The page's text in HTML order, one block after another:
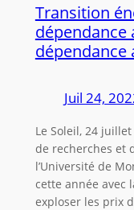
Transition
dépendance
dépendance
Juil 24,
Le Soleil, 24 juillet
de recherches et
l’Université de
cette année avec
exploser les prix